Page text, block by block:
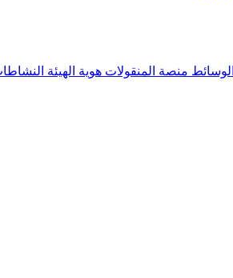
الوسائط منصة المنقولات هوية الهيئة